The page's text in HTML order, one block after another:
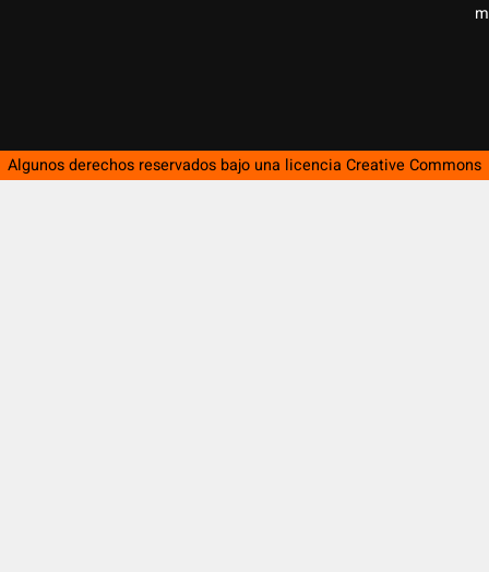
Algunos derechos reservados bajo una licencia Creative Commons